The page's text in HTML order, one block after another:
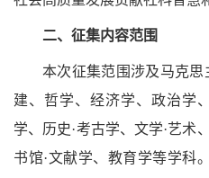
二、征集内容范围
本次征集范围涉及马克思
建、哲学、经济学、政治学
学、历史·考古学、文学·艺术
书馆·文献学、教育学等学科